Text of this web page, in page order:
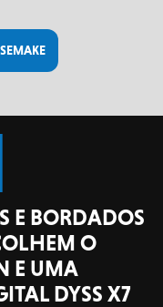
E BORDADOS
O
E UMA
DYSS X7